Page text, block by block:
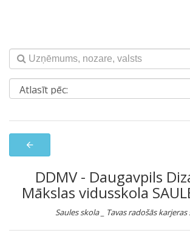
arrow_back
DDMV - Daugavpils
Mākslas vidusskola
Saules skola _ Tavas radošās